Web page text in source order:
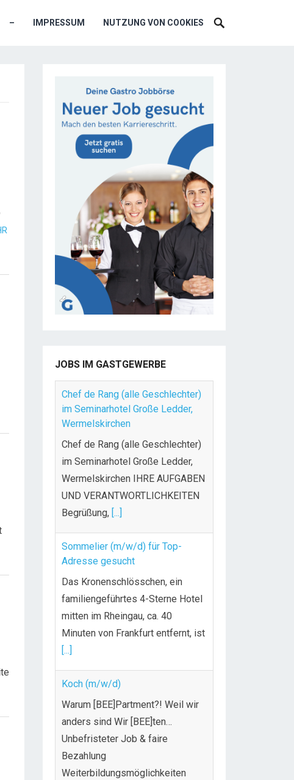
– IMPRESSUM NUTZUNG VON COOKIES
JOBS IM GASTGEWERBE
Chef de Rang (alle Geschlechter)
im Seminarhotel Große Ledder,
Wermelskirchen
Chef de Rang (alle Geschlechter)
im Seminarhotel Große Ledder,
Wermelskirchen IHRE AUFGABEN
UND VERANTWORTLICHKEITEN
Begrüßung, [...]
Sommelier (m/w/d) für Top-
Adresse gesucht
Das Kronenschlösschen, ein
familiengeführtes 4-Sterne Hotel
mitten im Rheingau, ca. 40
Minuten von Frankfurt entfernt, ist
[...]
Koch (m/w/d)
Warum [BEE]Partment?! Weil wir
anders sind Wir [BEE]ten…
Unbefristeter Job & faire
Bezahlung
Weiterbildungsmöglichkeiten